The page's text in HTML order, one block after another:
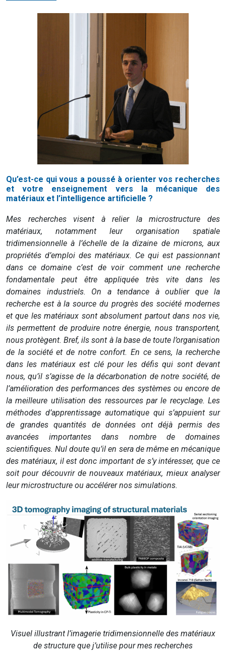
Qu’est-ce qui vous a poussé à orienter vos recherches
et votre enseignement vers la mécanique des
matériaux et l’intelligence artificielle ?
Mes recherches visent à relier la microstructure des
matériaux, notamment leur organisation spatiale
tridimensionnelle à l’échelle de la dizaine de microns, aux
propriétés d’emploi des matériaux. Ce qui est passionnant
dans ce domaine c’est de voir comment une recherche
fondamentale peut être appliquée très vite dans les
domaines industriels. On a tendance à oublier que la
recherche est à la source du progrès des société modernes
et que les matériaux sont absolument partout dans nos vie,
ils permettent de produire notre énergie, nous transportent,
nous protègent. Bref, ils sont à la base de toute l’organisation
de la société et de notre confort. En ce sens, la recherche
dans les matériaux est clé pour les défis qui sont devant
nous, qu’il s’agisse de la décarbonation de notre société, de
l’amélioration des performances des systèmes ou encore de
la meilleure utilisation des ressources par le recyclage. Les
méthodes d’apprentissage automatique qui s’appuient sur
de grandes quantités de données ont déjà permis des
avancées importantes dans nombre de domaines
scientifiques. Nul doute qu’il en sera de même en mécanique
des matériaux, il est donc important de s’y intéresser, que ce
soit pour découvrir de nouveaux matériaux, mieux analyser
leur microstructure ou accélérer nos simulations.
Visuel illustrant l’imagerie tridimensionnelle des matériaux
de structure que j’utilise pour mes recherches